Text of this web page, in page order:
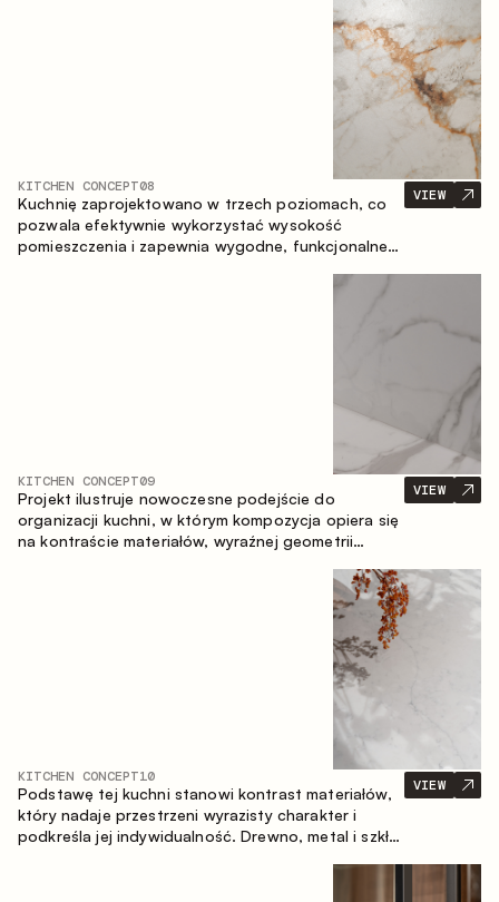
użytkową, tworząc miejsce na szybkie śniadania i
KITCHEN CONCEPT08
Kuchnię zaprojektowano w trzech poziomach, co
pozwala efektywnie wykorzystać wysokość
pomieszczenia i zapewnia wygodne, funkcjonalne
VIEW
KITCHEN CONCEPT09
Projekt ilustruje nowoczesne podejście do
organizacji kuchni, w którym kompozycja opiera się
na kontraście materiałów, wyraźnej geometrii
stref przechowywania. Układ prosty z wyspą
buduje logiczną strukturę przestrzeni oraz tworzy
wygodną oś komunikacyjną między strefami
VIEW
KITCHEN CONCEPT10
Podstawę tej kuchni stanowi kontrast materiałów,
który nadaje przestrzeni wyrazisty charakter i
podkreśla jej indywidualność. Drewno, metal i szkło
VIEW